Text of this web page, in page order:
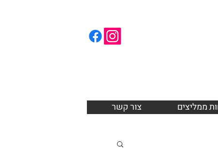
ממליצים צור קשר